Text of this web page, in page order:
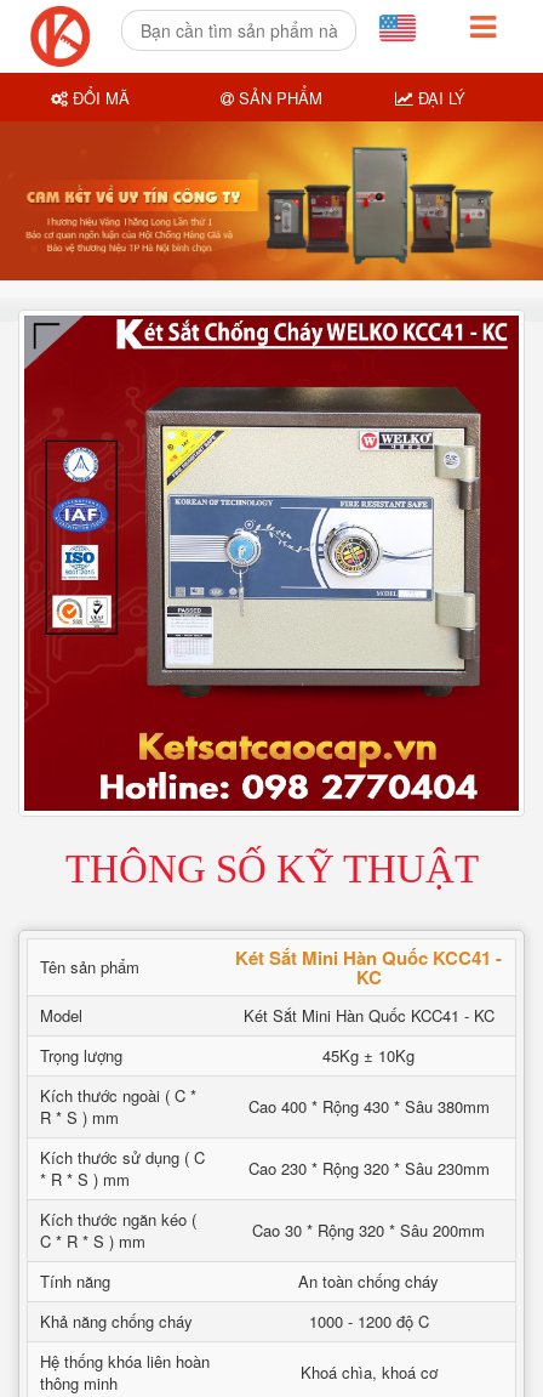
THÔNG SỐ KỸ THUẬT
Tên sản phẩm Két Sắt Mini Hàn Quốc KCC41 -
KC
Model
Két Sắt Mini Hàn Quốc KCC41 - KC
Trọng lượng
45Kg ± 10Kg
Kích thước ngoài ( C *
R * S ) mm
Cao 400 * Rộng 430 * Sâu 380mm
Kích thước sử dụng ( C
* R * S ) mm
Cao 230 * Rộng 320 * Sâu 230mm
Kích thước ngăn kéo (
C * R * S ) mm
Cao 30 * Rộng 320 * Sâu 200mm
Tính năng
An toàn chống cháy
Khả năng chống cháy
1000 - 1200 độ C
Hệ thống khóa liên hoàn
thông minh
Khoá chìa, khoá cơ
ĐỔI MÃ SẢN PHẨM ĐẠI LÝ